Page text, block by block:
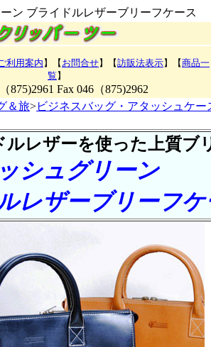
ン ブライドルレザーブリーフケース
利用案内 】【 お問合せ】【訪販法表示】【商品一
覧 】
875)2961 Fax 046（875)2962
＆旅>ビジネスバッグ・アタッシュケ
ルレザーを使った上質ブ
シュグリーン
レザーブリーフ